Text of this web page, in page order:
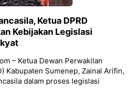
Ketua DPRD
Kebijakan Legislasi
– Ketua Dewan Perwakilan
Kabupaten Sumenep, Zainal Arifin,
dalam proses legislasi